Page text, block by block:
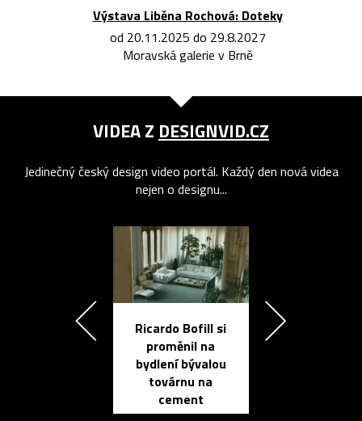
Výstava Liběna Rochová: Doteky
od 20.11.2025 do 29.8.2027
Moravská galerie v Brně
VIDEA Z DESIGNVID.CZ
Jedinečný český design video portál. Každý den nová videa
nejen o designu...
Ricardo Bofill si
proměnil na
bydlení bývalou
továrnu na
cement